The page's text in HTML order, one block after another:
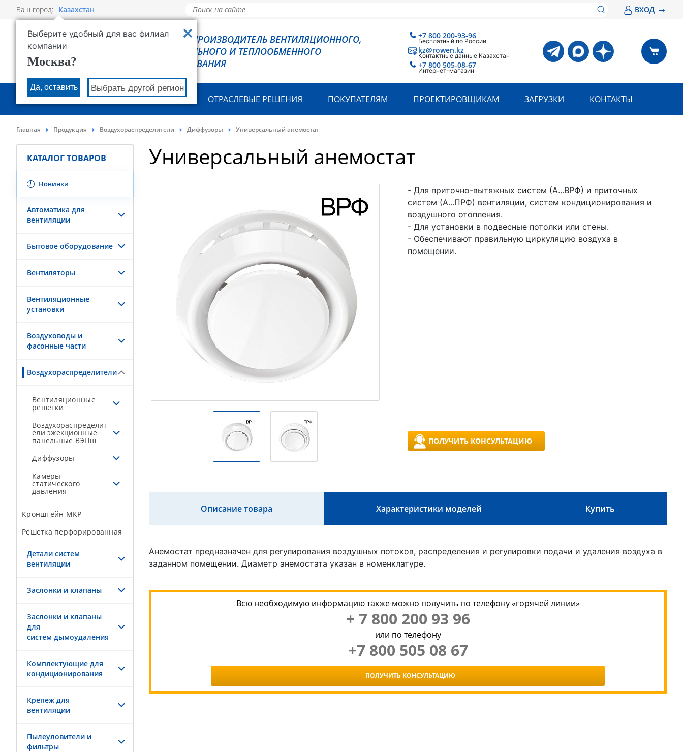
Ваш город: Казахстан
Выберите удобный для вас филиал
компании
Москва?
Да, оставить Выбрать другой регион
ВХОД →
РОВЕН - ПРОИЗВОДИТЕЛЬ ВЕНТИЛЯЦИОННОГО,
ХОЛОДИЛЬНОГО И ТЕПЛООБМЕННОГО
ОБОРУДОВАНИЯ
+7 800 200-93-96
Бесплатный по России
+7 800 505-08-67
Интернет-магазин
kz@rowen.kz
Контактные данные Казахстан
О КОМПАНИИ ПРОДУКЦИЯ ОТРАСЛЕВЫЕ РЕШЕНИЯ ПОКУПАТЕЛЯМ ПРОЕКТИРОВЩИКАМ ЗАГРУЗКИ КОНТАКТЫ
Главная Продукция Воздухораспределители Диффузоры Универсальный анемостат
КАТАЛОГ ТОВАРОВ
Новинки
Автоматика для
вентиляции
Бытовое оборудование
Вентиляторы
Вентиляционные
установки
Воздуховоды и
фасонные части
Воздухораспределители
Вентиляционные
решетки
Воздухораспределит
ели эжекционные
панельные ВЭПш
Диффузоры
Камеры
статического
давления
Кронштейн МКР
Решетка перфорированная
Детали систем
вентиляции
Заслонки и клапаны
Заслонки и клапаны
для
систем дымоудаления
Комплектующие для
кондиционирования
Крепеж для
вентиляции
Пылеуловители и
фильтры
Универсальный анемостат
- Для приточно-вытяжных систем (А...ВРФ) и приточных
систем (А...ПРФ) вентиляции, систем кондиционирования и
воздушного отопления.
- Для установки в подвесные потолки или стены.
- Обеспечивают правильную циркуляцию воздуха в
помещении.
ПОЛУЧИТЬ КОНСУЛЬТАЦИЮ
Описание товара Характеристики моделей Купить
Анемостат предназначен для регулирования воздушных потоков, распределения и регулировки подачи и удаления воздуха в
заданном помещении. Диаметр анемостата указан в номенклатуре.
Всю необходимую информацию также можно получить по телефону «горячей линии»
+ 7 800 200 93 96
или по телефону
+7 800 505 08 67
ПОЛУЧИТЬ КОНСУЛЬТАЦИЮ